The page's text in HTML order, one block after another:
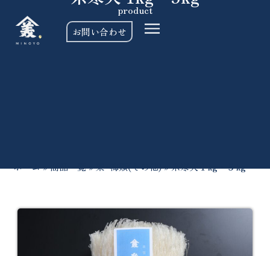
お問い合わせ
product
ホーム»商品一覧»栗･梅類(その他)»糸寒天１kg・５kg